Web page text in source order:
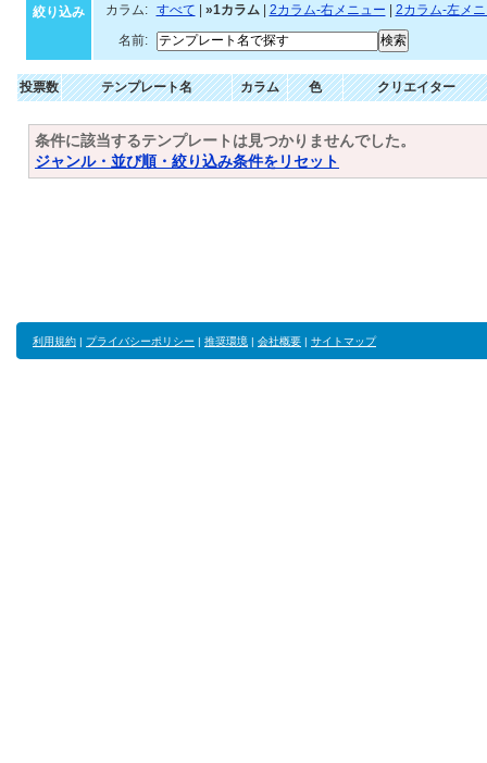
絞り込み
カラム:
すべて »1カラム| 2カラム-右メニュー
2カラム-左メ
名前:
投票数 テンプレート名 カラム 色 クリエイター
条件に該当するテンプレートは見つかりませんでした。
ジャンル・並び順・絞り込み条件をリセット
利用規約 | プライバシーポリシー | 推奨環境 | 会社概要 | サイトマップ